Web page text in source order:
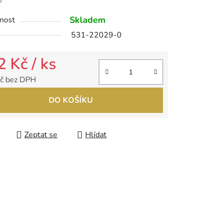
Skladem
531-22029-0
Kč/ ks
bez DPH
DO KOŠÍKU
Zeptat se Hlídat